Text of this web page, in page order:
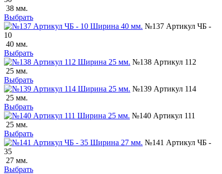
38 мм.
Выбрать
№137 Артикул ЧБ -
10
40 мм.
Выбрать
№138 Артикул 112
25 мм.
Выбрать
№139 Артикул 114
25 мм.
Выбрать
№140 Артикул 111
25 мм.
Выбрать
№141 Артикул ЧБ -
35
27 мм.
Выбрать